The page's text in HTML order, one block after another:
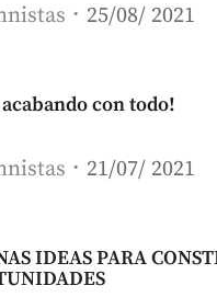
25/08/ 2021
acabando con todo!
21/07/ 2021
IDEAS PARA